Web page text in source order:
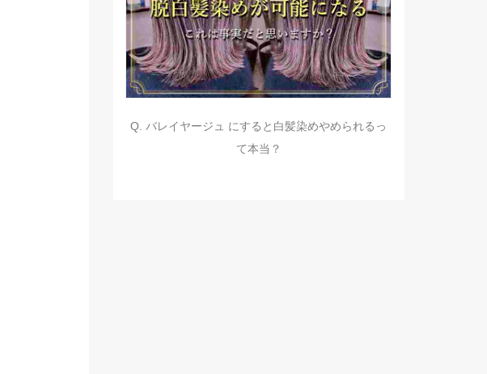
Q. バレイヤージュ にすると白髪染めやめられるっ
て本当？